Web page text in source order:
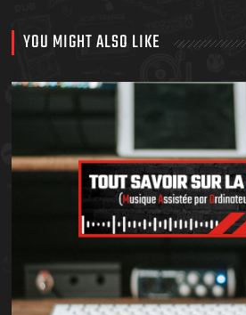
YOU MIGHT ALSO LIKE